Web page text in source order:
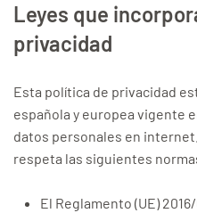
Leyes que
privacidad
Esta política de privacidad
española y europea vigente
datos personales en
respeta las siguientes
El Reglamento (UE)